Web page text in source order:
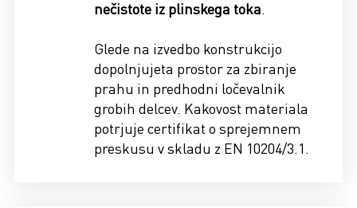
nečistote iz plinskega toka.
Glede na izvedbo konstrukcijo
dopolnjujeta prostor za zbiranje
prahu in predhodni ločevalnik
grobih delcev. Kakovost materiala
potrjuje certifikat o sprejemnem
preskusu v skladu z EN 10204/3.1.